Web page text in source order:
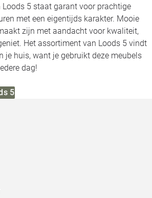
Loods 5 staat garant voor prachtige
met een eigentijds karakter. Mooie
zijn met aandacht voor kwaliteit,
Het assortiment van Loods 5 vindt
je huis, want je gebruikt deze meubels
dag!
5